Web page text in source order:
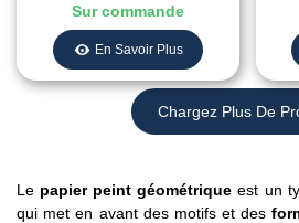
Sur commande
En Savoir Plus
Chargez Plus De
Le papier peint géométrique est un
qui met en avant des motifs et des